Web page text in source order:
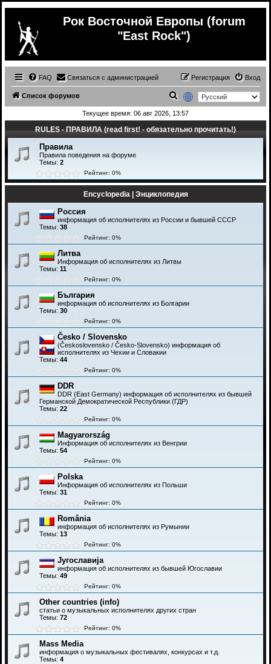
Рок Восточной Европы (forum
"East Rock")
FAQ Связаться с администрацией Вход
Регистрация
Список форумов
о
с
Текущее время: 06 авг 2026, 13:57
RULES - ПРАВИЛА (read first! - обязательно прочитать!)
Правила
Правила поведения на форуме
Темы: 2
Рейтинг: 0%
Encyclopedia | Энциклопедия
Россия
информация об исполнителях из России и бывшей СССР
Темы: 38
Рейтинг: 0%
Литва
Информация об исполнителях из Литвы
Темы: 11
Рейтинг: 0%
България
информация об исполнителях из Болгарии
Темы: 30
Рейтинг: 0%
Česko / Slovensko
(Československo / Česko-Slovensko) информация об
исполнителях из Чехии и Словакии
Темы: 44
Рейтинг: 0%
DDR
DDR (East Germany) информация об исполнителях из бывшей
Германской Демократической Республики (ГДР)
Темы: 22
Рейтинг: 0%
Magyarország
Информация об исполнителях из Венгрии
Темы: 54
Рейтинг: 0%
Polska
Информация об исполнителях из Польши
Темы: 31
Рейтинг: 0%
România
информация об исполнителях из Румынии
Темы: 13
Рейтинг: 0%
Југославија
информация об исполнителях из бывшей Югославии
Темы: 49
Рейтинг: 0%
Other countries (info)
статьи о музыкальных исполнителях других стран
Темы: 72
Рейтинг: 0%
Mass Media
информация о музыкальных фестивалях, конкурсах и т.д.
Темы: 4